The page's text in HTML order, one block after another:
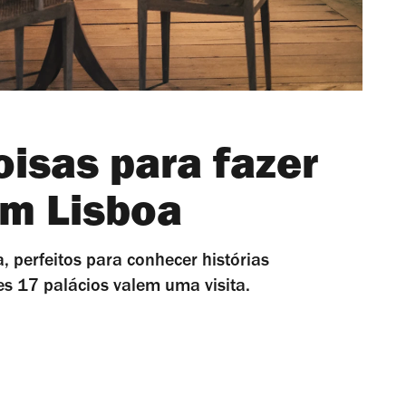
para fazer
Lisboa
perfeitos para conhecer histórias
17 palácios valem uma visita.